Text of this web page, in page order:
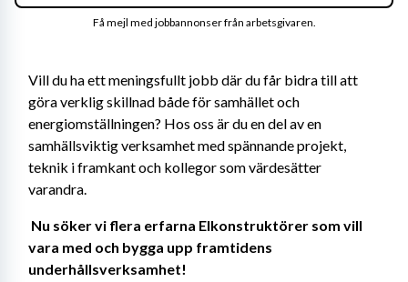
Vill du ha ett meningsfullt jobb där du får bidra till att
göra verklig skillnad både för samhället och
energiomställningen? Hos oss är du en del av en
samhällsviktig verksamhet med spännande projekt,
teknik i framkant och kollegor som värdesätter
varandra.
Nu söker vi flera erfarna Elkonstruktörer som vill
vara med och bygga upp framtidens
underhållsverksamhet!
Få mejl med jobbannonser från arbetsgivaren.